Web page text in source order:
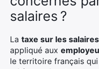
salaires ?
La taxe sur les salaires
appliqué aux
le territoire français